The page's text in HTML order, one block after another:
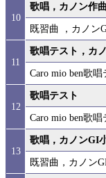
10
歌唱，カノン作曲
既習曲 ，カノン
11
歌唱テスト，カ
Caro mio ben歌
12
歌唱テスト
Caro mio ben歌
13
歌唱，カノンGI
既習曲，カノン